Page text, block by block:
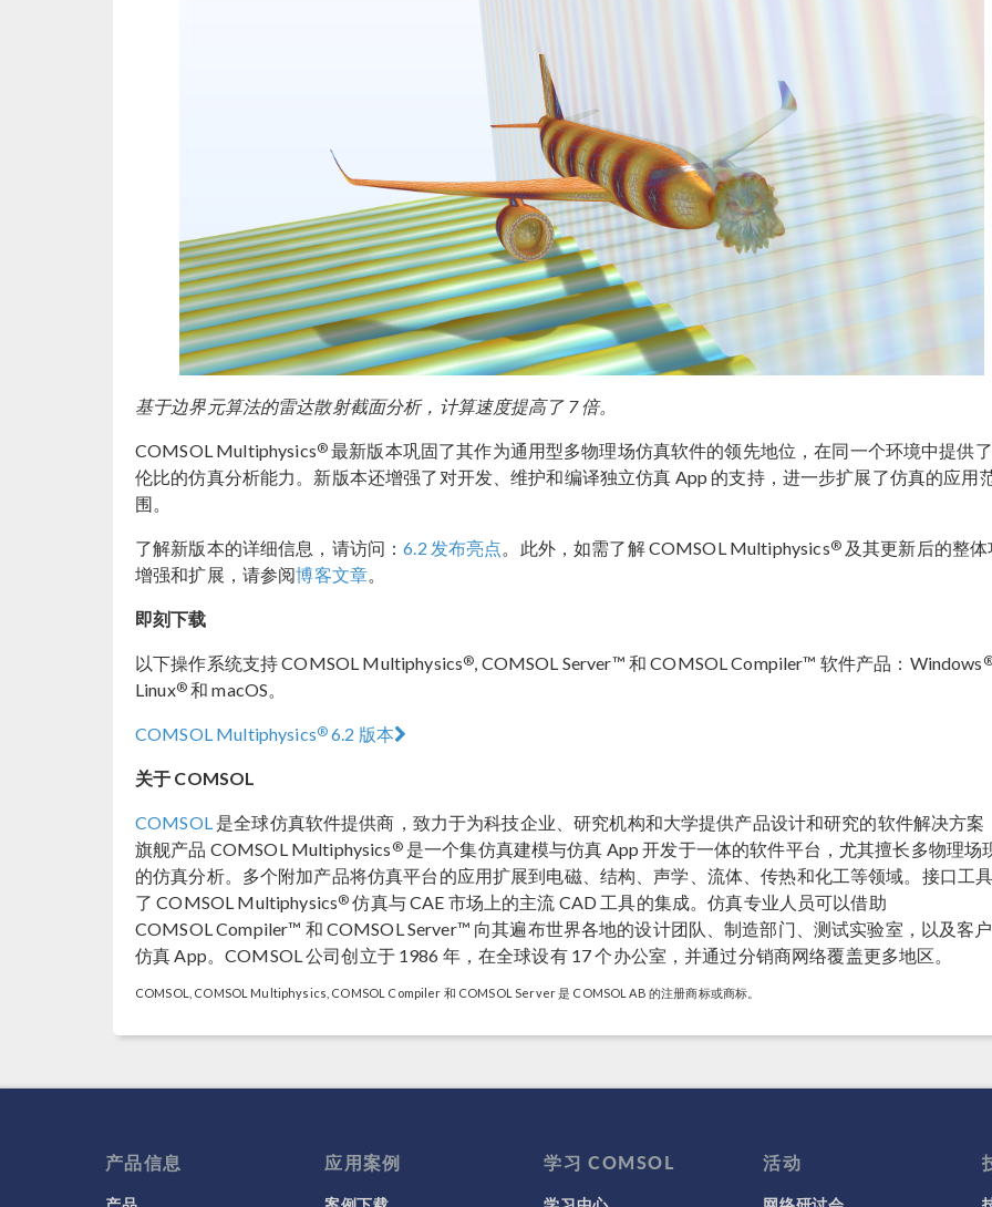
基于边界元算法的雷达散射截面分析，计算速度提高了 7 倍。
COMSOL Multiphysics® 最新版本巩固了其作为通用型多物理场仿真软件的领先地位，在同一个环境中提供
伦比的仿真分析能力。新版本还增强了对开发、维护和编译独立仿真 App 的支持，进一步扩展了仿真的应用
围。
了解新版本的详细信息，请访问：6.2 发布亮点。此外，如需了解 COMSOL Multiphysics®及其更新后的整体
增强和扩展，请参阅博客文章。
即刻下载
以下操作系统支持 COMSOL Multiphysics®, COMSOL Server™ 和 COMSOL Compiler™ 软件产品：Windows
Linux®和 macOS。
COMSOL Multiphysics® 6.2 版本
关于 COMSOL
COMSOL是全球仿真软件提供商，致力于为科技企业、研究机构和大学提供产品设计和研究的软件解决方案
旗舰产品 COMSOL Multiphysics ®是一个集仿真建模与仿真 App 开发于一体的软件平台，尤其擅长多物理场
的仿真分析。多个附加产品将仿真平台的应用扩展到电磁、结构、声学、流体、传热和化工等领域。接口工
了 COMSOL Multiphysics® 仿真与 CAE 市场上的主流 CAD 工具的集成。仿真专业人员可以借助
COMSOL Compiler™ 和 COMSOL Server™ 向其遍布世界各地的设计团队、制造部门、测试实验室，以及客
仿真 App。COMSOL 公司创立于 1986 年，在全球设有 17 个办公室，并通过分销商网络覆盖更多地区。
COMSOL, COMSOL Multiphysics, COMSOL Compiler 和 COMSOL Server 是 COMSOL AB 的注册商标或商标。
产品信息 应用案例 学习 COMSOL 活动